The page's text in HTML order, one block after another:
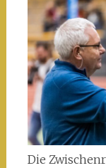
Die